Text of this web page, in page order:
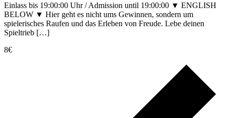
Einlass bis 19:00:00 Uhr / Admission until 19:00:00 ▼ ENGLISH
BELOW ▼ Hier geht es nicht ums Gewinnen, sondern um
spielerisches Raufen und das Erleben von Freude. Lebe deinen
Spieltrieb […]
8€